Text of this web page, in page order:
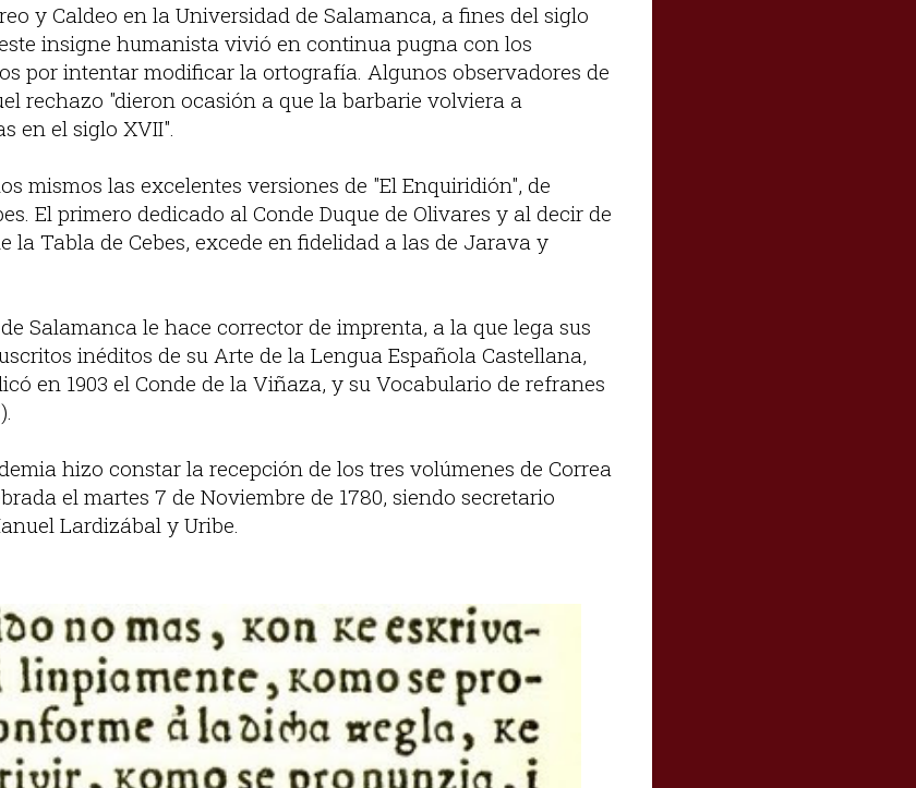
y Caldeo en la Universidad de Salamanca, a fines del siglo
insigne humanista vivió en continua pugna con los
por intentar modificar la ortografía. Algunos observadores de
rechazo "dieron ocasión a que la barbarie volviera a
en el siglo XVII".
mismos las excelentes versiones de "El Enquiridión", de
El primero dedicado al Conde Duque de Olivares y al decir de
la Tabla de Cebes, excede en fidelidad a las de Jarava y
Salamanca le hace corrector de imprenta, a la que lega sus
inéditos de su Arte de la Lengua Española Castellana,
en 1903 el Conde de la Viñaza, y su Vocabulario de refranes
hizo constar la recepción de los tres volúmenes de Correa
el martes 7 de Noviembre de 1780, siendo secretario
Lardizábal y Uribe.